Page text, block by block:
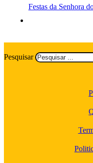
Festas da Senhora
Pesquisar